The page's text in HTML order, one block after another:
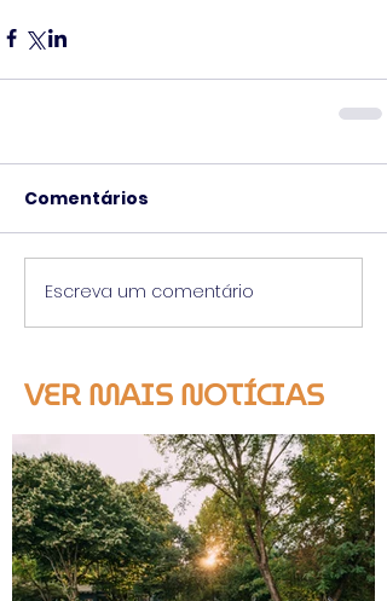
Comentários
Escreva um comentário
VER MAIS NOTÍCIAS